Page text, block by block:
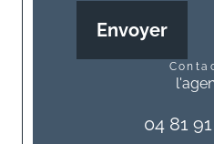
Envoyer
04 81